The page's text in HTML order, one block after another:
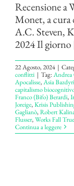
Recensione a
Monet, a cura
A.C. Steven,
2024 Il giorno
22 Agosto, 2024 |
conflitti | Tag:Andrea
Apocalisse,Asia
capitalismo
Franco (Bifo) Berardi,
Joreige,Krisis
Gaglianò,Robert
Flusser,Works Fall True
Continua a leggere